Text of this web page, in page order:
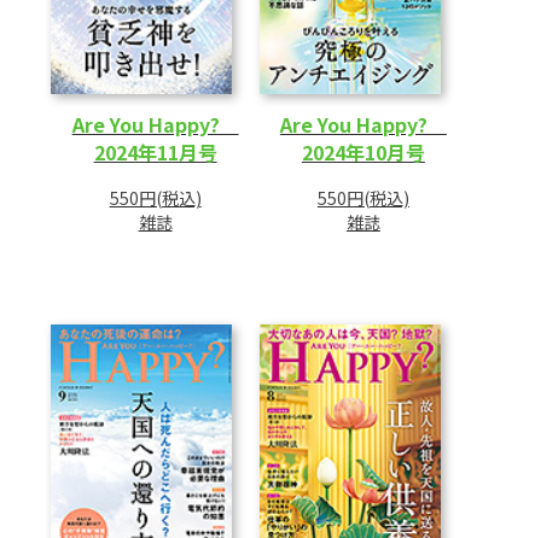
Are You Happy?
2024年11月号
550円(税込)
雑誌
Are You Happy?
2024年10月号
550円(税込)
雑誌